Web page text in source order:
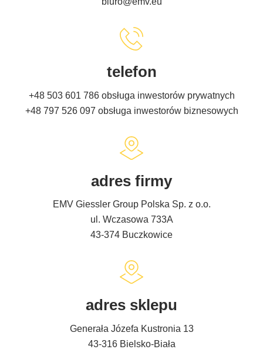
telefon
+48 503 601 786 obsługa inwestorów prywatnych
+48 797 526 097 obsługa inwestorów biznesowych
adres firmy
EMV Giessler Group Polska Sp. z o.o.
ul. Wczasowa 733A
43-374 Buczkowice
adres sklepu
Generała Józefa Kustronia 13
43-316 Bielsko-Biała